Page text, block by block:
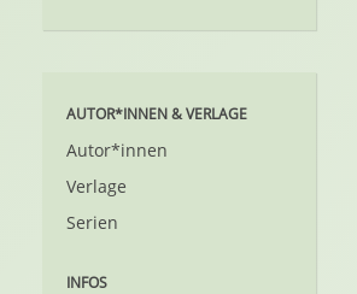
AUTOR*INNEN & VERLAGE
Autor*innen
Verlage
Serien
INFOS